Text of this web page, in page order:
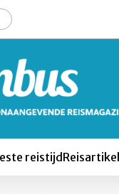
reistijd